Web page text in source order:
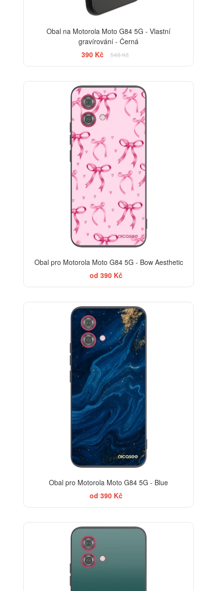
Obal na Motorola Moto G84 5G - Vlastní
gravírování - Černá
390 Kč
548 Kč
Obal pro Motorola Moto G84 5G - Bow Aesthetic
od 390 Kč
Obal pro Motorola Moto G84 5G - Blue
od 390 Kč